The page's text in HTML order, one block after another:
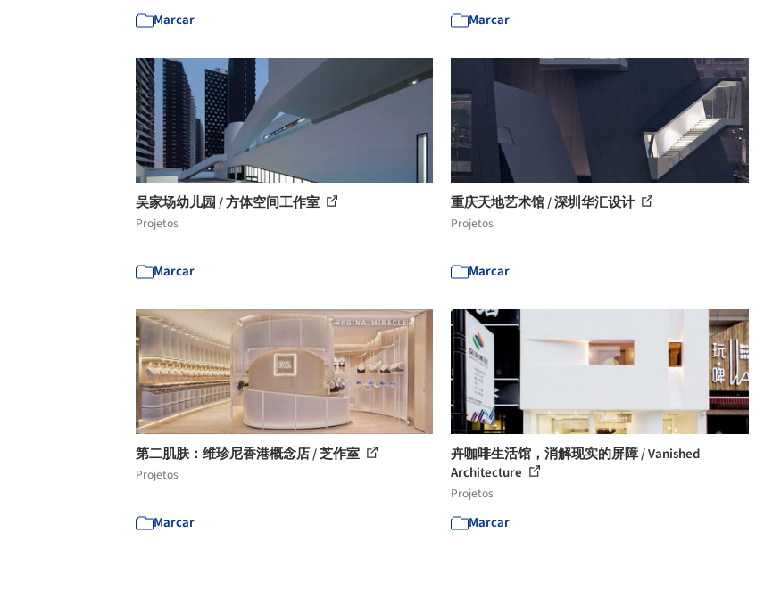
Marcar Marcar
吴家场幼儿园 / 方体空间工作室
Projetos
Marcar
重庆天地艺术馆 / 深圳华汇设计
Projetos
Marcar
第二肌肤：维珍尼香港概念店 / 芝作室
Projetos
Marcar
卉咖啡生活馆，消解现实的屏障 / Vanished
Architecture
Projetos
Marcar